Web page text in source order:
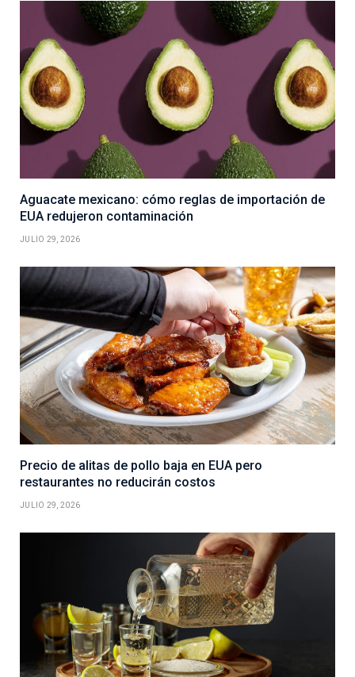
Aguacate mexicano: cómo reglas de importación de
EUA redujeron contaminación
JULIO 29, 2026
Precio de alitas de pollo baja en EUA pero
restaurantes no reducirán costos
JULIO 29, 2026